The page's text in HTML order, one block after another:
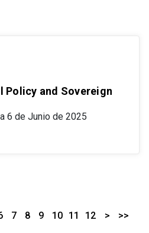
Policy and Sovereign
6 de Junio de 2025
7 8 9 10 11 12 > >>